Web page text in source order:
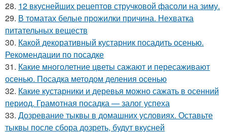
28. 12 вкуснейших рецептов стручковой фасоли на зиму.
29. В томатах белые прожилки причина. Нехватка
питательных веществ
30. Какой декоративный кустарник посадить осенью.
Рекомендации по посадке
31. Какие многолетние цветы сажают и пересаживают
осенью. Посадка методом деления осенью
32. Какие кустарники и деревья можно сажать в осенний
период. Грамотная посадка — залог успеха
33. Дозревание тыквы в домашних условиях. Оставьте
тыквы после сбора дозреть, будут вкусней